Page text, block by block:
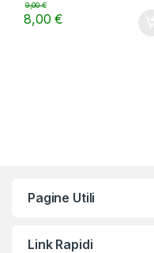
8,00€
9,00€
Pagine Utili
Link Rapidi